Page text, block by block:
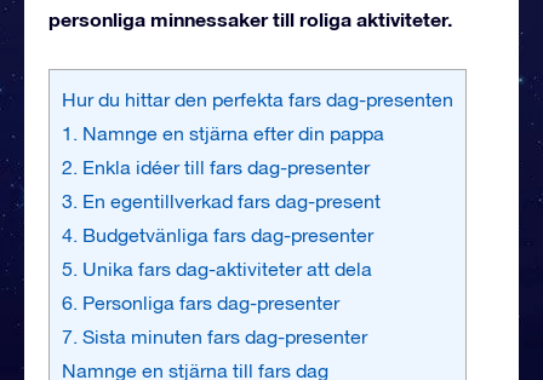
personliga minnessaker till roliga aktiviteter.
Hur du hittar den perfekta fars dag-presenten
1. Namnge en stjärna efter din pappa
2. Enkla idéer till fars dag-presenter
3. En egentillverkad fars dag-present
4. Budgetvänliga fars dag-presenter
5. Unika fars dag-aktiviteter att dela
6. Personliga fars dag-presenter
7. Sista minuten fars dag-presenter
Namnge en stjärna till fars dag